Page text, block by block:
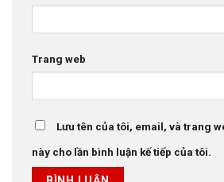
Trang web
Lưu tên của tôi, email, và trang
này cho lần bình luận kế tiếp của tôi.